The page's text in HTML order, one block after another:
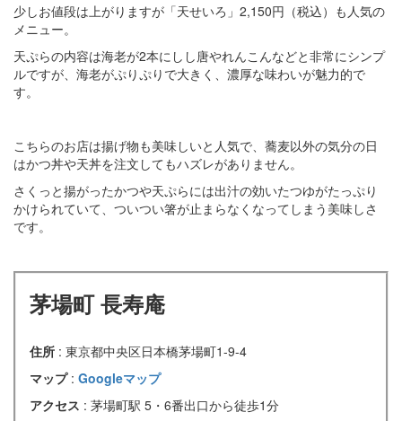
少しお値段は上がりますが「天せいろ」2,150円（税込）も人気の
メニュー。
天ぷらの内容は海老が2本にしし唐やれんこんなどと非常にシンプ
ルですが、海老がぷりぷりで大きく、濃厚な味わいが魅力的で
す。
こちらのお店は揚げ物も美味しいと人気で、蕎麦以外の気分の日
はかつ丼や天丼を注文してもハズレがありません。
さくっと揚がったかつや天ぷらには出汁の効いたつゆがたっぷり
かけられていて、ついつい箸が止まらなくなってしまう美味しさ
です。
茅場町 長寿庵
住所 : 東京都中央区日本橋茅場町1-9-4
マップ : Googleマップ
アクセス : 茅場町駅 5・6番出口から徒歩1分